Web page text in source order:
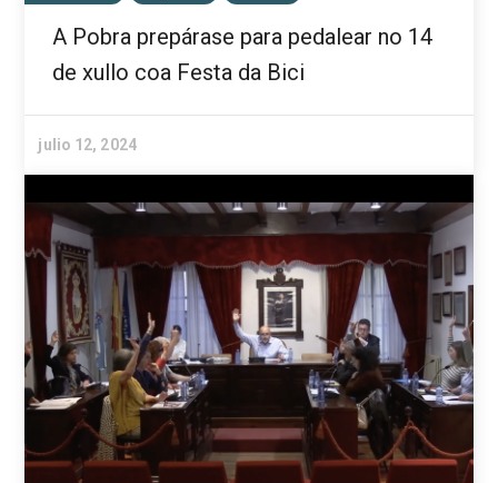
A Pobra prepárase para pedalear no 14
de xullo coa Festa da Bici
julio 12, 2024